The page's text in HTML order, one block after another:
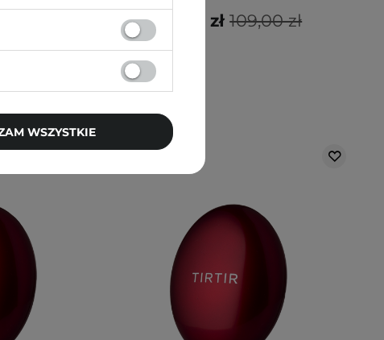
109,00 zł
87,20 zł
WSZYSTKIE